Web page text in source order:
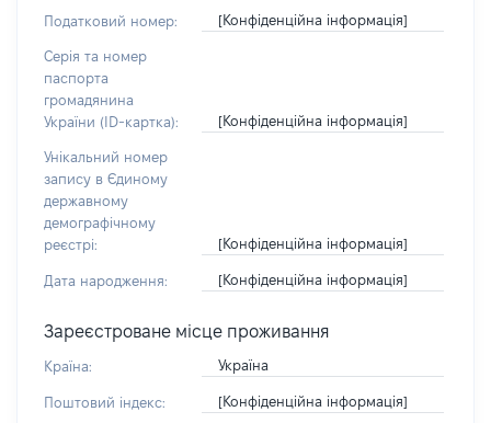
Податковий номер: [Конфіденційна інформація]
Серія та номер
паспорта
громадянина
України (ID-картка):
[Конфіденційна інформація]
Унікальний номер
запису в Єдиному
державному
демографічному
реєстрі:
[Конфіденційна інформація]
Дата народження: [Конфіденційна інформація]
Зареєстроване місце проживання
Країна: Україна
Поштовий індекс: [Конфіденційна інформація]